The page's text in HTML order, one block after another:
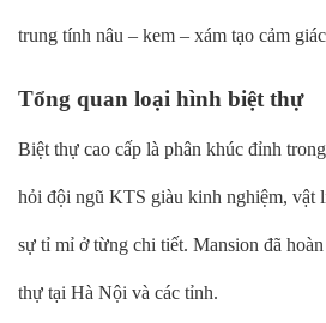
trung tính nâu – kem – xám tạo cảm
Tổng quan loại hình biệt thự
Biệt thự cao cấp là phân khúc đỉnh
hỏi đội ngũ KTS giàu kinh nghiệm, vật
sự tỉ mỉ ở từng chi tiết. Mansion đã
thự tại Hà Nội và các tỉnh.